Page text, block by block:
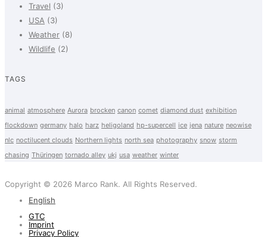
Travel (3)
USA (3)
Weather (8)
Wildlife (2)
TAGS
animal atmosphere Aurora brocken canon comet diamond dust exhibition
flockdown germany halo harz heligoland hp-supercell ice jena nature neowise
nlc noctilucent clouds Northern lights north sea photography snow storm
chasing Thüringen tornado alley ukj usa weather winter
Copyright © 2026 Marco Rank. All Rights Reserved.
English
GTC
Imprint
Privacy Policy